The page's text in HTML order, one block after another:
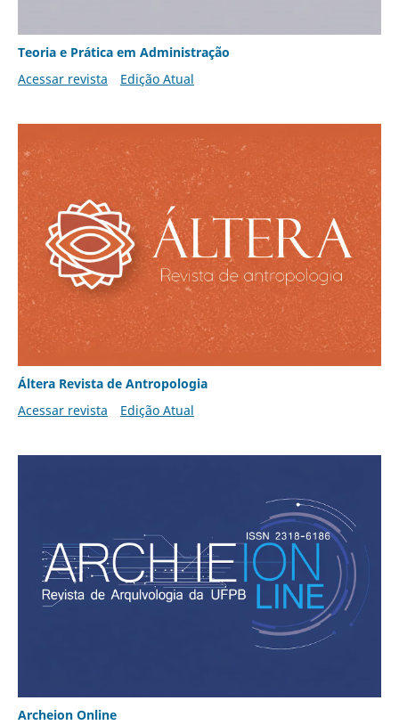
Teoria e Prática em Administração
Acessar revista
Edição Atual
Áltera Revista de Antropologia
Acessar revista
Edição Atual
Archeion Online